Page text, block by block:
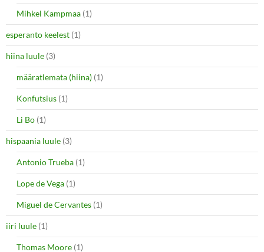
Mihkel Kampmaa (1)
esperanto keelest (1)
hiina luule (3)
määratlemata (hiina) (1)
Konfutsius (1)
Li Bo (1)
hispaania luule (3)
Antonio Trueba (1)
Lope de Vega (1)
Miguel de Cervantes (1)
iiri luule (1)
Thomas Moore (1)